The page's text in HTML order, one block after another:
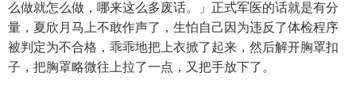
么做就怎么做，哪来这么多废话。」正式军医的话就是有分
量，夏欣月马上不敢作声了，生怕自己因为违反了体检程序
被判定为不合格，乖乖地把上衣掀了起来，然后解开胸罩扣
子，把胸罩略微往上拉了一点，又把手放下了。